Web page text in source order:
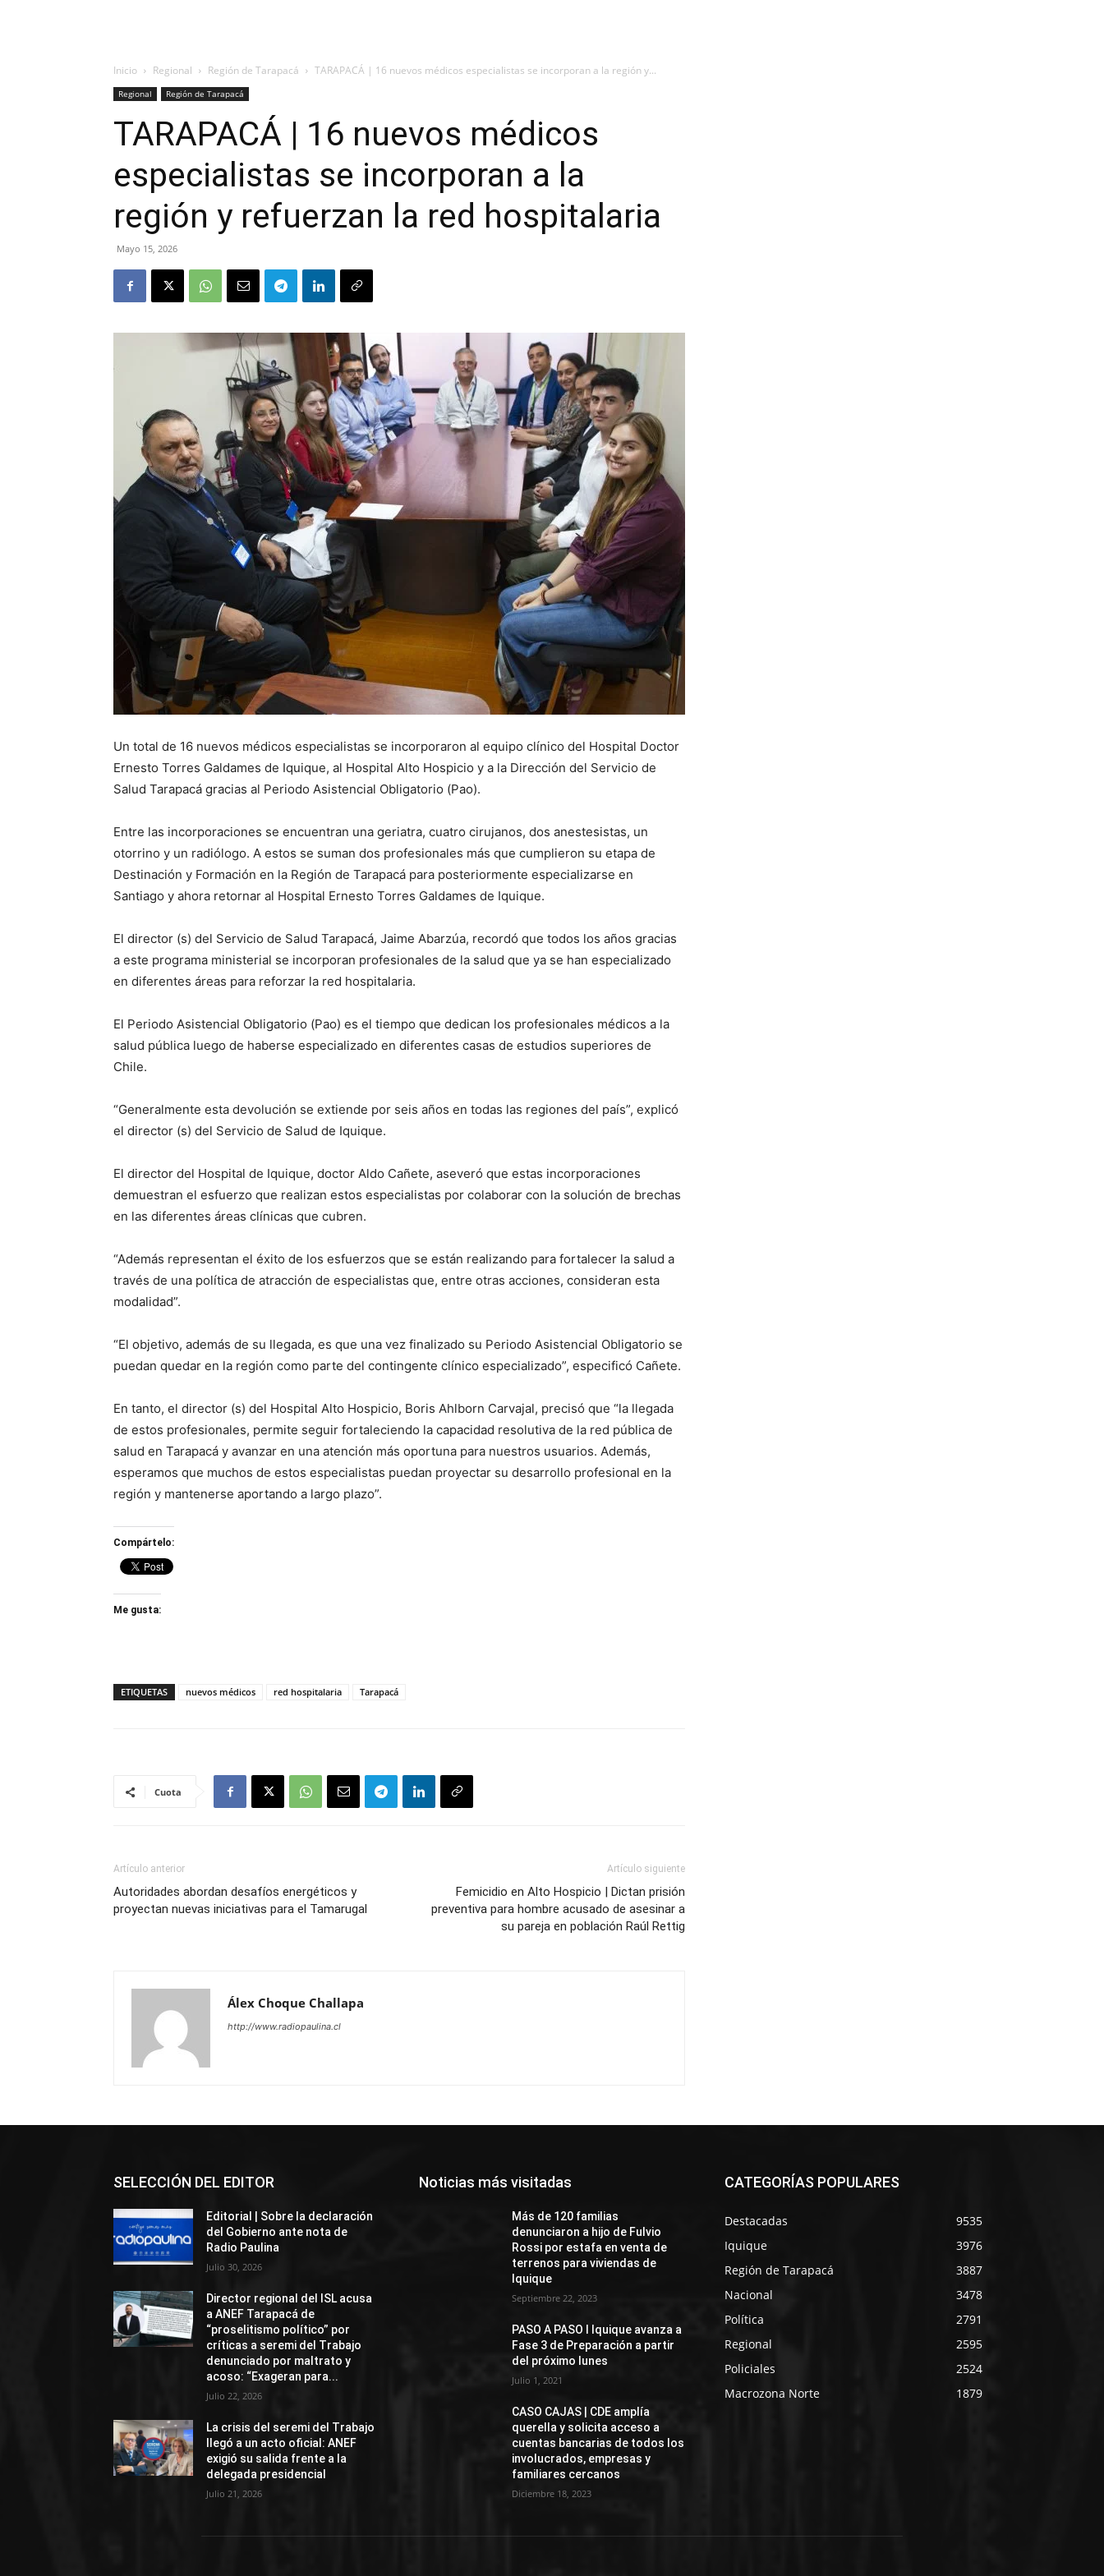
Inicio Regional Región de Tarapacá TARAPACÁ | 16 nuevos médicos especialistas se incorporan a la región y...
Regional Región de Tarapacá
TARAPACÁ | 16 nuevos médicos
especialistas se incorporan a la
región y refuerzan la red hospitalaria
Mayo 15, 2026
Un total de 16 nuevos médicos especialistas se incorporaron al equipo clínico del Hospital Doctor
Ernesto Torres Galdames de Iquique, al Hospital Alto Hospicio y a la Dirección del Servicio de
Salud Tarapacá gracias al Periodo Asistencial Obligatorio (Pao).
Entre las incorporaciones se encuentran una geriatra, cuatro cirujanos, dos anestesistas, un
otorrino y un radiólogo. A estos se suman dos profesionales más que cumplieron su etapa de
Destinación y Formación en la Región de Tarapacá para posteriormente especializarse en
Santiago y ahora retornar al Hospital Ernesto Torres Galdames de Iquique.
El director (s) del Servicio de Salud Tarapacá, Jaime Abarzúa, recordó que todos los años gracias
a este programa ministerial se incorporan profesionales de la salud que ya se han especializado
en diferentes áreas para reforzar la red hospitalaria.
El Periodo Asistencial Obligatorio (Pao) es el tiempo que dedican los profesionales médicos a la
salud pública luego de haberse especializado en diferentes casas de estudios superiores de
Chile.
“Generalmente esta devolución se extiende por seis años en todas las regiones del país”, explicó
el director (s) del Servicio de Salud de Iquique.
El director del Hospital de Iquique, doctor Aldo Cañete, aseveró que estas incorporaciones
demuestran el esfuerzo que realizan estos especialistas por colaborar con la solución de brechas
en las diferentes áreas clínicas que cubren.
“Además representan el éxito de los esfuerzos que se están realizando para fortalecer la salud a
través de una política de atracción de especialistas que, entre otras acciones, consideran esta
modalidad”.
“El objetivo, además de su llegada, es que una vez finalizado su Periodo Asistencial Obligatorio se
puedan quedar en la región como parte del contingente clínico especializado”, especificó Cañete.
En tanto, el director (s) del Hospital Alto Hospicio, Boris Ahlborn Carvajal, precisó que “la llegada
de estos profesionales, permite seguir fortaleciendo la capacidad resolutiva de la red pública de
salud en Tarapacá y avanzar en una atención más oportuna para nuestros usuarios. Además,
esperamos que muchos de estos especialistas puedan proyectar su desarrollo profesional en la
región y mantenerse aportando a largo plazo”.
Compártelo:
Me gusta:
ETIQUETAS nuevos médicos red hospitalaria Tarapacá
Cuota
Artículo anterior
Autoridades abordan desafíos energéticos y
proyectan nuevas iniciativas para el Tamarugal
Artículo siguiente
Femicidio en Alto Hospicio | Dictan prisión
preventiva para hombre acusado de asesinar a
su pareja en población Raúl Rettig
Álex Choque Challapa
http://www.radiopaulina.cl
SELECCIÓN DEL EDITOR
Editorial | Sobre la declaración
del Gobierno ante nota de
Radio Paulina
Julio 30, 2026
Director regional del ISL acusa
a ANEF Tarapacá de
“proselitismo político” por
críticas a seremi del Trabajo
denunciado por maltrato y
acoso: “Exageran para...
Julio 22, 2026
La crisis del seremi del Trabajo
llegó a un acto oficial: ANEF
exigió su salida frente a la
delegada presidencial
Julio 21, 2026
Noticias más visitadas
Más de 120 familias
denunciaron a hijo de Fulvio
Rossi por estafa en venta de
terrenos para viviendas de
Iquique
Septiembre 22, 2023
PASO A PASO I Iquique avanza a
Fase 3 de Preparación a partir
del próximo lunes
Julio 1, 2021
CASO CAJAS | CDE amplía
querella y solicita acceso a
cuentas bancarias de todos los
involucrados, empresas y
familiares cercanos
Diciembre 18, 2023
CATEGORÍAS POPULARES
Destacadas
9535
Iquique
3976
Región de Tarapacá
3887
Nacional
3478
Política
2791
Regional
2595
Policiales
2524
Macrozona Norte
1879